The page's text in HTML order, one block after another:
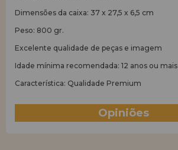
Dimensões da caixa: 37 x 27,5 x 6,5 cm
Peso: 800 gr.
Excelente qualidade de peças e imagem
Idade mínima recomendada: 12 anos ou mais
Característica: Qualidade Premium
Opiniões